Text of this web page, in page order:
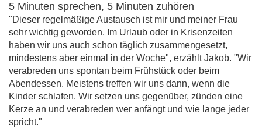
5 Minuten sprechen, 5 Minuten zuhören
"Dieser regelmäßige Austausch ist mir und meiner Frau
sehr wichtig geworden. Im Urlaub oder in Krisenzeiten
haben wir uns auch schon täglich zusammengesetzt,
mindestens aber einmal in der Woche", erzählt Jakob. "Wir
verabreden uns spontan beim Frühstück oder beim
Abendessen. Meistens treffen wir uns dann, wenn die
Kinder schlafen. Wir setzen uns gegenüber, zünden eine
Kerze an und verabreden wer anfängt und wie lange jeder
spricht."